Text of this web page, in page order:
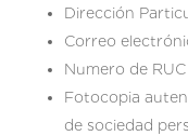
Dirección
Correo
Numero de
Fotocopia
de sociedad